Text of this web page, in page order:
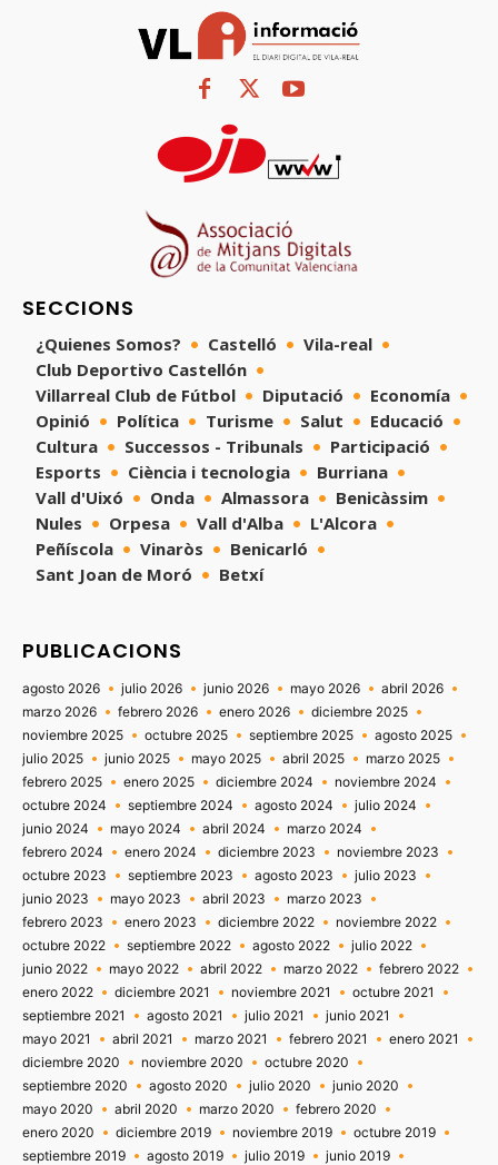
SECCIONS
¿Quienes Somos? Castelló
Vila-real
Club Deportivo Castellón
Villarreal Club de Fútbol
Diputació
Economía
Opinió
Política Turisme Salut
Educació
Cultura
Successos - Tribunals
Participació
Esports
Ciència i tecnologia
Burriana
Vall d'Uixó
Onda Almassora
Benicàssim
Nules
Orpesa Vall d'Alba
L'Alcora
Peñíscola
Vinaròs
Benicarló
Sant Joan de Moró
Betxí
PUBLICACIONS
agosto 2026 julio 2026 junio 2026 mayo 2026
abril 2026
marzo 2026
febrero 2026 enero 2026
diciembre 2025
noviembre 2025
octubre 2025 septiembre 2025
agosto 2025
julio 2025
junio 2025 mayo 2025 abril 2025
marzo 2025
febrero 2025
enero 2025 diciembre 2024
noviembre 2024
octubre 2024
septiembre 2024 agosto 2024
julio 2024
junio 2024
mayo 2024 abril 2024
marzo 2024
febrero 2024
enero 2024 diciembre 2023
noviembre 2023
octubre 2023
septiembre 2023 agosto 2023
julio 2023
junio 2023
mayo 2023 abril 2023
marzo 2023
febrero 2023
enero 2023 diciembre 2022
noviembre 2022
octubre 2022
septiembre 2022 agosto 2022
julio 2022
junio 2022
mayo 2022 abril 2022 marzo 2022
febrero 2022
enero 2022
diciembre 2021 noviembre 2021
octubre 2021
septiembre 2021
agosto 2021 julio 2021
junio 2021
mayo 2021
abril 2021 marzo 2021 febrero 2021
enero 2021
diciembre 2020
noviembre 2020
octubre 2020
septiembre 2020
agosto 2020 julio 2020
junio 2020
mayo 2020
abril 2020 marzo 2020
febrero 2020
enero 2020
diciembre 2019 noviembre 2019
octubre 2019
septiembre 2019
agosto 2019 julio 2019
junio 2019